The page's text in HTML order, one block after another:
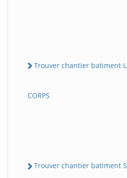
Trouver chantier batiment
CORPS
Trouver chantier batiment